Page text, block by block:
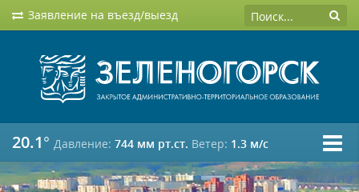
Заявление на въезд/выезд
20.1° Давление: 744 мм рт.ст. Ветер: 1.3 м/c